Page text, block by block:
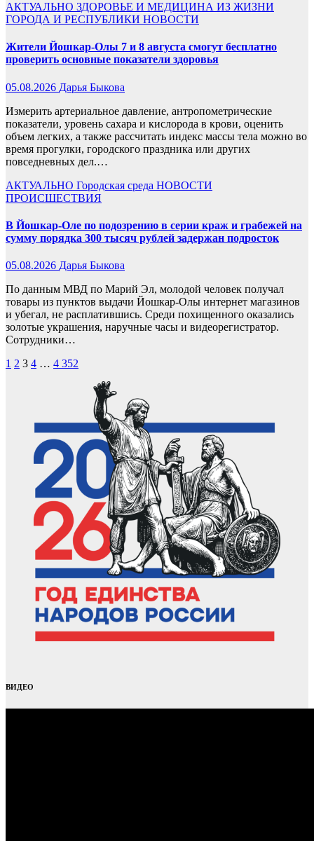
АКТУАЛЬНО ЗДОРОВЬЕ И МЕДИЦИНА ИЗ ЖИЗНИ
ГОРОДА И РЕСПУБЛИКИ НОВОСТИ
Жители Йошкар-Олы 7 и 8 августа смогут бесплатно
проверить основные показатели здоровья
05.08.2026 Дарья Быкова
Измерить артериальное давление, антропометрические
показатели, уровень сахара и кислорода в крови, оценить
объем легких, а также рассчитать индекс массы тела можно во
время прогулки, городского праздника или других
повседневных дел.…
АКТУАЛЬНО Городская среда НОВОСТИ
ПРОИСШЕСТВИЯ
В Йошкар-Оле по подозрению в серии краж и грабежей на
сумму порядка 300 тысяч рублей задержан подросток
05.08.2026 Дарья Быкова
По данным МВД по Марий Эл, молодой человек получал
товары из пунктов выдачи Йошкар-Олы интернет магазинов
и убегал, не расплатившись. Среди похищенного оказались
золотые украшения, наручные часы и видеорегистратор.
Сотрудники…
Пагинация
1 2 3 4 … 4 352
ВИДЕО